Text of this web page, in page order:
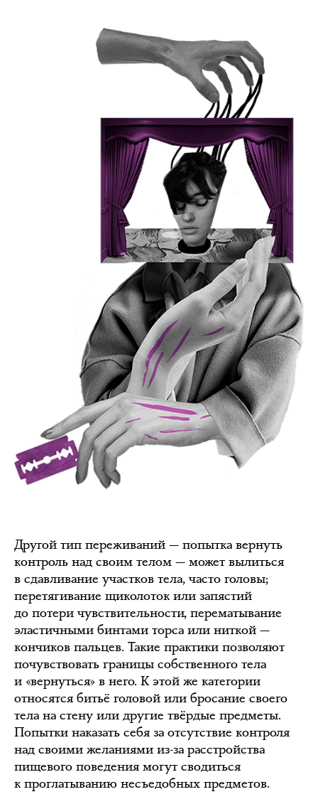
Другой тип переживаний — попытка вернуть
контроль над своим телом — может вылиться
в сдавливание участков тела, часто головы;
перетягивание щиколоток или запястий
до потери чувствительности, перематывание
эластичными бинтами торса или ниткой —
кончиков пальцев. Такие практики позволяют
почувствовать границы собственного тела
и «вернуться» в него. К этой же категории
относятся битьё головой или бросание своего
тела на стену или другие твёрдые предметы.
Попытки наказать себя за отсутствие контроля
над своими желаниями из-за расстройства
пищевого поведения могут сводиться
к проглатыванию несъедобных предметов.